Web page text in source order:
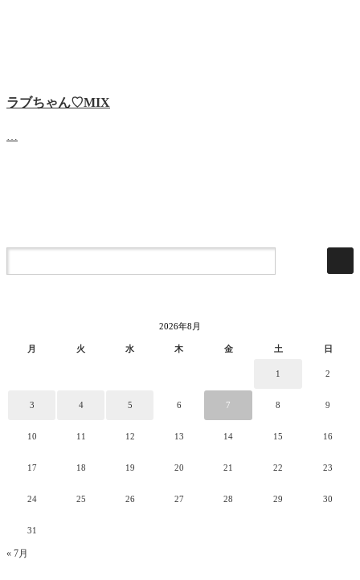
ラブちゃん♡MIX
2026年8月
月 火 水 木 金 土 日
1 2
3 4 5 6 7 8 9
10 11 12 13 14 15 16
17 18 19 20 21 22 23
24 25 26 27 28 29 30
31
« 7月